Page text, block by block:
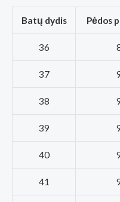
Batų dydis Pėdos
36
37
38
39
40
41